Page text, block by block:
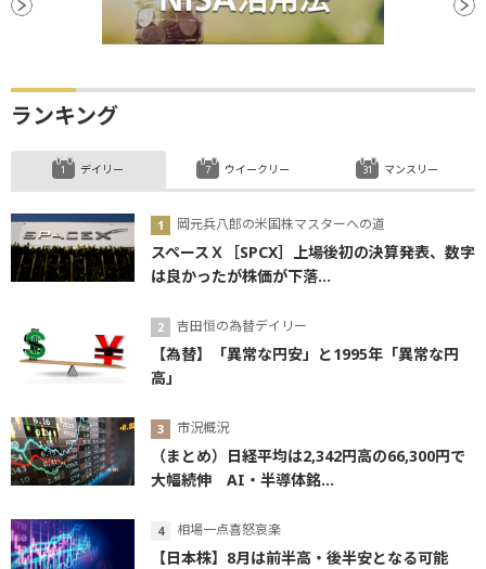
ランキング
デイリー
岡元兵八郎の米国株マスターへの道
スペースＸ［SPCX］上場後初の決算発表、数字
は良かったが株価が下落...
吉田恒の為替デイリー
【為替】「異常な円安」と1995年「異常な円
高」
市況概況
（まとめ）日経平均は2,342円高の66,300円で
大幅続伸 AI・半導体銘...
相場一点喜怒哀楽
【日本株】8月は前半高・後半安となる可能
ウイークリー マンスリー